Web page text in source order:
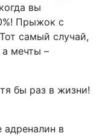
вы
Прыжок с
самый случай,
а мечты –
бы раз в жизни!
адреналин в